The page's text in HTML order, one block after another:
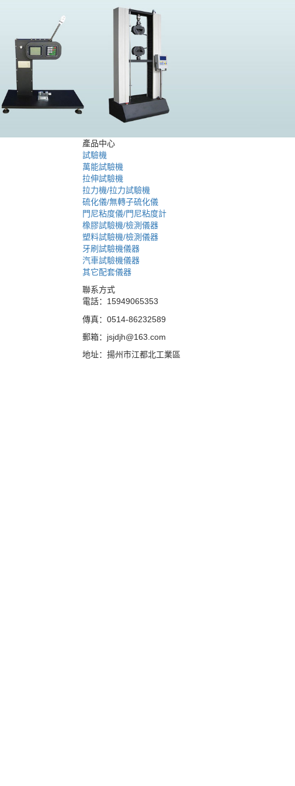
產品中心
試驗機
萬能試驗機
拉伸試驗機
拉力機/拉力試驗機
硫化儀/無轉子硫化儀
門尼粘度儀/門尼粘度計
橡膠試驗機/檢測儀器
塑料試驗機/檢測儀器
牙刷試驗機儀器
汽車試驗機儀器
其它配套儀器
聯系方式
電話：15949065353
傳真：0514-86232589
郵箱：jsjdjh@163.com
地址：揚州市江都北工業區